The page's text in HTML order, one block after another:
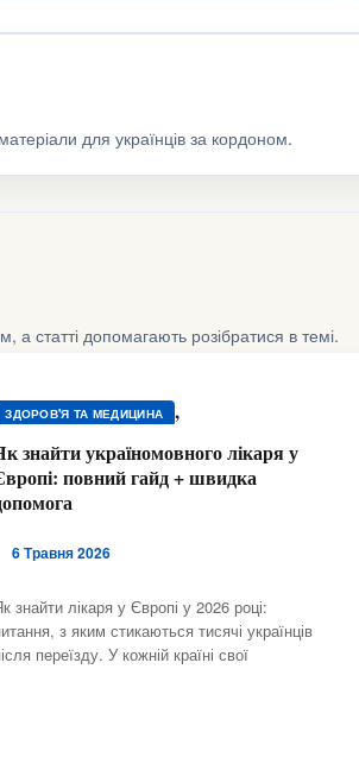
для українців за кордоном.
а статті допомагають розібратися в темі.
ЗДОРОВ'Я ТА МЕДИЦИНА ,
ЗДОРОВ'Я ТА МЕДИЦИНА
ЗДОРОВ'Я ТА МЕДИЦИНА ,
ЗДОРОВ'Я ТА МЕДИЦИНА
ЗДОРОВ'Я ТА МЕДИЦИНА ,
ЗДОРОВ'Я ТА МЕДИЦИНА ,
ЗДОРОВ'Я ТА МЕДИЦИНА ,
знайти україномовного лікаря у
повний гайд + швидка
6 Травня 2026
знайти лікаря у Європі у 2026 році:
з яким стикаються тисячі українців
переїзду. У кожній країні свої